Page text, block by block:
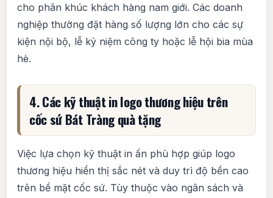
cho phân khúc khách hàng nam giới. Các doanh
nghiệp thường đặt hàng số lượng lớn cho các sự
kiện nội bộ, lễ kỷ niệm công ty hoặc lễ hội bia mùa
hè.
4. Các kỹ thuật in logo thương hiệu trên
cốc sứ Bát Tràng quà tặng
Việc lựa chọn kỹ thuật in ấn phù hợp giúp logo
thương hiệu hiển thị sắc nét và duy trì độ bền cao
trên bề mặt cốc sứ. Tùy thuộc vào ngân sách và